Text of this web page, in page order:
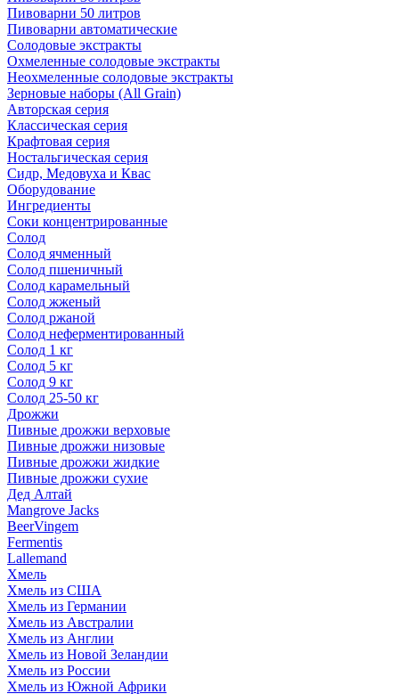
Пивоварни 50 литров
Пивоварни автоматические
Солодовые экстракты
Охмеленные солодовые экстракты
Неохмеленные солодовые экстракты
Зерновые наборы (All Grain)
Авторская серия
Классическая серия
Крафтовая серия
Ностальгическая серия
Сидр, Медовуха и Квас
Оборудование
Ингредиенты
Соки концентрированные
Солод
Солод ячменный
Солод пшеничный
Солод карамельный
Солод жженый
Солод ржаной
Солод неферментированный
Солод 1 кг
Солод 5 кг
Солод 9 кг
Солод 25-50 кг
Дрожжи
Пивные дрожжи верховые
Пивные дрожжи низовые
Пивные дрожжи жидкие
Пивные дрожжи сухие
Дед Алтай
Mangrove Jacks
BeerVingem
Fermentis
Lallemand
Хмель
Хмель из США
Хмель из Германии
Хмель из Австралии
Хмель из Англии
Хмель из Новой Зеландии
Хмель из России
Хмель из Южной Африки